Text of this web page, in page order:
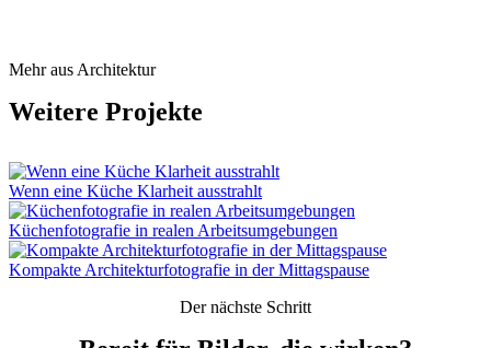
Mehr aus Architektur
Weitere Projekte
Wenn eine Küche Klarheit ausstrahlt
Küchenfotografie in realen Arbeitsumgebungen
Kompakte Architekturfotografie in der Mittagspause
Der nächste Schritt